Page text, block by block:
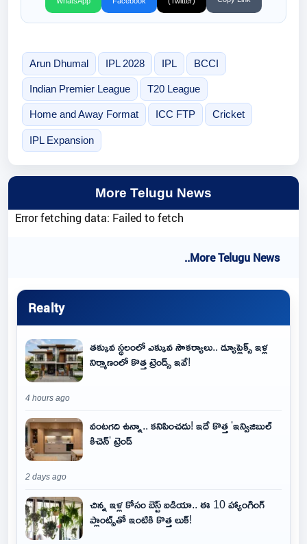
Arun Dhumal IPL 2028 IPL BCCI
Indian Premier League T20 League
Home and Away Format ICC FTP Cricket
IPL Expansion
More Telugu News
Error fetching data: Failed to fetch
..More Telugu News
Realty
తక్కువ స్థలంలో ఎక్కువ సౌకర్యాలు.. డ్యూప్లెక్స్ ఇళ్ల
నిర్మాణంలో కొత్త ట్రెండ్స్ ఇవే!
4 hours ago
వంటగది ఉన్నా.. కనిపించదు! ఇదే కొత్త 'ఇన్విజిబుల్
కిచెన్' ట్రెండ్
2 days ago
చిన్న ఇళ్ల కోసం బెస్ట్ ఐడియా.. ఈ 10 హ్యాంగింగ్
ప్లాంట్స్‌తో ఇంటికి కొత్త లుక్!